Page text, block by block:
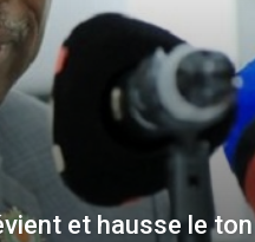
et hausse le ton